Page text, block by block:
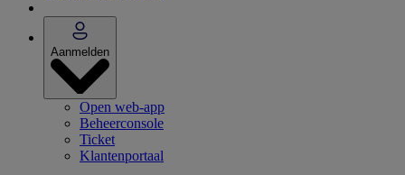
Aanmelden
Open web-app
Beheerconsole
Ticket
Klantenportaal